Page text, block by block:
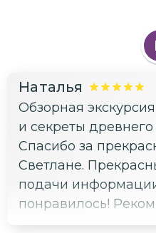
Наталья
Обзорная
и секреты древнего
Спасибо за
Светлане.
подачи
понравилось!